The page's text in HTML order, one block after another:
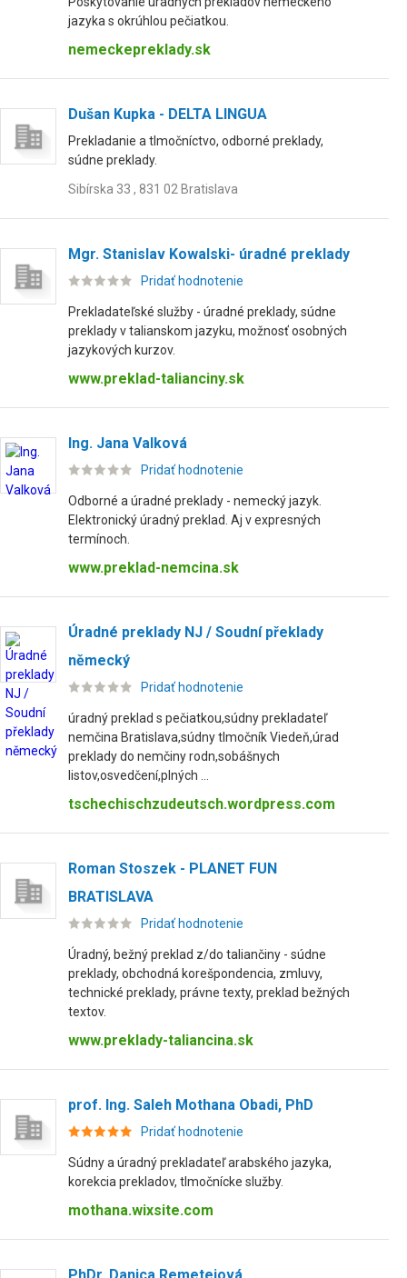
jazyka s okrúhlou pečiatkou.
nemeckepreklady.sk
Dušan Kupka - DELTA LINGUA
Prekladanie a tlmočníctvo, odborné preklady,
súdne preklady.
Sibírska 33 , 831 02 Bratislava
Mgr. Stanislav Kowalski- úradné preklady
Pridať hodnotenie
Prekladateľské služby - úradné preklady, súdne
preklady v talianskom jazyku, možnosť osobných
jazykových kurzov.
www.preklad-talianciny.sk
Ing. Jana Valková
Pridať hodnotenie
Odborné a úradné preklady - nemecký jazyk.
Elektronický úradný preklad. Aj v expresných
termínoch.
www.preklad-nemcina.sk
Úradné preklady NJ / Soudní překlady
německý
Pridať hodnotenie
úradný preklad s pečiatkou,súdny prekladateľ
nemčina Bratislava,súdny tlmočník Viedeň,úrad
preklady do nemčiny rodn,sobášnych
listov,osvedčení,plných ...
tschechischzudeutsch.wordpress.com
Roman Stoszek - PLANET FUN
BRATISLAVA
Pridať hodnotenie
Úradný, bežný preklad z/do taliančiny - súdne
preklady, obchodná korešpondencia, zmluvy,
technické preklady, právne texty, preklad bežných
textov.
www.preklady-taliancina.sk
prof. Ing. Saleh Mothana Obadi, PhD
Pridať hodnotenie
Súdny a úradný prekladateľ arabského jazyka,
korekcia prekladov, tlmočnícke služby.
mothana.wixsite.com